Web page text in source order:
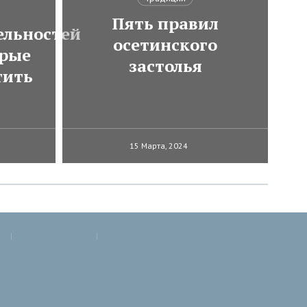
Пять правил
осетинского
застолья
15 Марта, 2024